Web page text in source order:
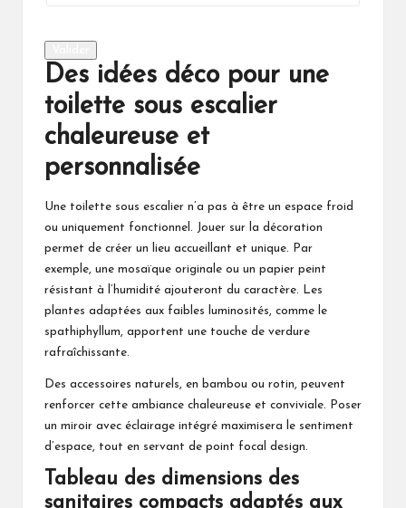
Des idées déco pour une
toilette sous escalier
chaleureuse et
personnalisée
Une toilette sous escalier n’a pas à être un espace froid
ou uniquement fonctionnel. Jouer sur la décoration
permet de créer un lieu accueillant et unique. Par
exemple, une mosaïque originale ou un papier peint
résistant à l’humidité ajouteront du caractère. Les
plantes adaptées aux faibles luminosités, comme le
spathiphyllum, apportent une touche de verdure
rafraîchissante.
Des accessoires naturels, en bambou ou rotin, peuvent
renforcer cette ambiance chaleureuse et conviviale. Poser
un miroir avec éclairage intégré maximisera le sentiment
d’espace, tout en servant de point focal design.
Tableau des dimensions des
sanitaires compacts adaptés aux